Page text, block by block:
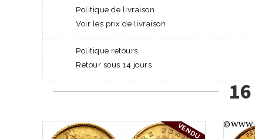
Politique de livraison
Voir les prix de livraison
Politique retours
Retour sous 14 jours
VENDU